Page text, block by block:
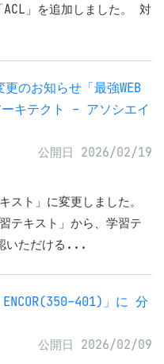
ACL」を追加しました。 対
のお知らせ「最強WEB
キテクト - アソシエイ
公開日 2026/02/19
スト」に変更しました。
テキスト」から、学習テ
いただける...
ENCOR(350-401)」に 分
公開日 2026/02/09